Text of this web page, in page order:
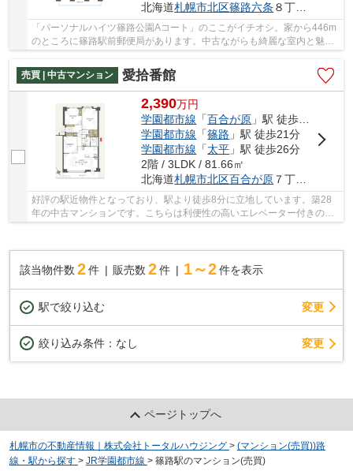
北海道札幌市北区篠路六条 ８丁目5-1
「パーソナルハイツ篠路公園Aコート」のここがイチオシ。家から446m
のところに篠路駅前郵便局があります。中古ながらも綺麗な室内と魅力
売買 | 中古マンション
愛拾番館
2,390万円
学園都市線 「百合が原 」駅 徒歩8分
学園都市線 「篠路 」駅 徒歩21分
学園都市線 「太平 」駅 徒歩26分
2階 / 3LDK / 81.66㎡
北海道札幌市北区百合が原 ７丁目4-12
好評の駅近物件となっており、駅より徒歩8分に立地しています。築28
年の中古マンションです。こちらは利便性の高いエレベーター付きの物
該当物件数 2件 販売数 2 件 1～2 件を表示
駅で絞り込む 変更
絞り込み条件： なし 変更
ページトップへ
札幌市の不動産情報｜株式会社トータルハウジング > (マンション(売買))路
線・駅から探す > JR学園都市線 > 篠路駅のマンション(売買)